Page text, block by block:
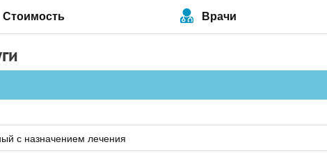
Врачи
с назначением лечения